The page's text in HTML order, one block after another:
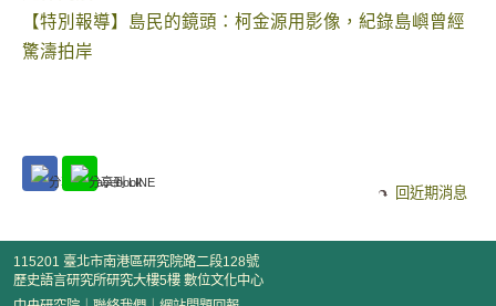
【特別報導】島民的鏡頭：柯金源用影像，紀錄島嶼曾經
驚濤拍岸
回近期消息
115201 臺北市南港區研究院路二段128號
歷史語言研究所研究大樓5樓 數位文化中心